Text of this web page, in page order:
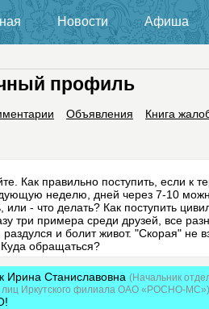
Новости Афиша
профиль
Объявления Книга
Как правильно поступить, если к
неделю, дней через 7-10
или - что делать? Как поступить
три примера среди друзей, все
и болит живот. "Скорая" не
обращаться?
Ирина Станиславовна (Начальник
лиц Иркутского филиала ОАО «РОСНО-МС»)